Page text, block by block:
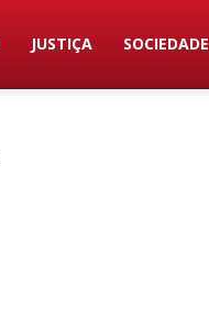
JUSTIÇA SOCIEDADE